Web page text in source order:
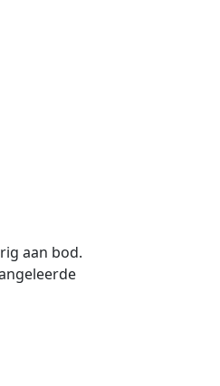
aan bod.